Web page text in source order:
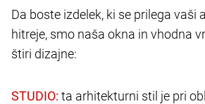
Da boste izdelek, ki se prilega vaši
hitreje, smo naša okna in vhodna
štiri dizajne:
ta arhitekturni stil je pri